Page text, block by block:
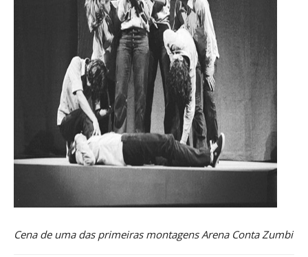
Cena de uma das primeiras montagens Arena Conta Zumbi